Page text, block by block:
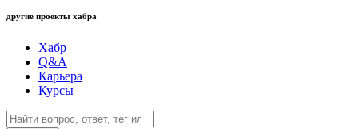
другие проекты хабра
Хабр
Q&A
Карьера
Курсы